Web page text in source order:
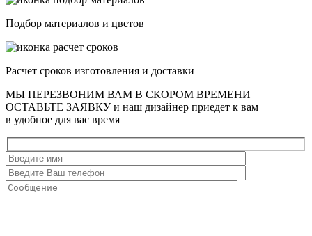
Подбор материалов и цветов
Расчет сроков изготовления и доставки
МЫ ПЕРЕЗВОНИМ ВАМ В СКОРОМ ВРЕМЕНИ
ОСТАВЬТЕ ЗАЯВКУи наш дизайнер приедет к вам
в удобное для вас время